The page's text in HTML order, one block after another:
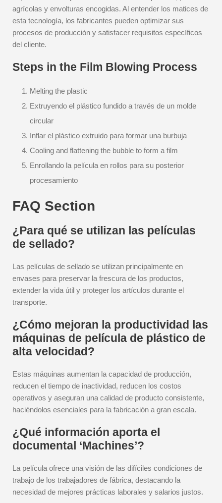
agrícolas y envolturas encogidas. Al entender los matices de
esta tecnología, los fabricantes pueden optimizar sus
procesos de producción y satisfacer requisitos específicos
del cliente.
Steps in the Film Blowing Process
Melting the plastic
Extruyendo el plástico fundido a través de un molde
circular
Inflar el plástico extruido para formar una burbuja
Cooling and flattening the bubble to form a film
Enrollando la película en rollos para su posterior
procesamiento
FAQ Section
¿Para qué se utilizan las películas
de sellado?
Las películas de sellado se utilizan principalmente en
envases para preservar la frescura de los productos,
extender la vida útil y proteger los artículos durante el
transporte.
¿Cómo mejoran la productividad las
máquinas de película de plástico de
alta velocidad?
Estas máquinas aumentan la capacidad de producción,
reducen el tiempo de inactividad, reducen los costos
operativos y aseguran una calidad de producto consistente,
haciéndolos esenciales para la fabricación a gran escala.
¿Qué información aporta el
documental ‘Machines’?
La película ofrece una visión de las difíciles condiciones de
trabajo de los trabajadores de fábrica, destacando la
necesidad de mejores prácticas laborales y salarios justos.